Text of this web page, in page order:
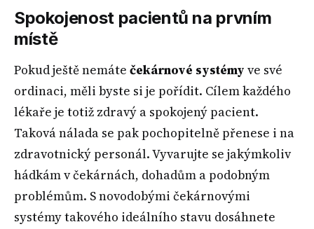
Spokojenost pacientů na prvním
místě
Pokud ještě nemáte čekárnové systémy ve své
ordinaci, měli byste si je pořídit. Cílem každého
lékaře je totiž zdravý a spokojený pacient.
Taková nálada se pak pochopitelně přenese i na
zdravotnický personál. Vyvarujte se jakýmkoliv
hádkám v čekárnách, dohadům a podobným
problémům. S novodobými čekárnovými
systémy takového ideálního stavu dosáhnete